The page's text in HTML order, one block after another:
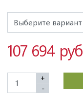
107 694 руб
+
-